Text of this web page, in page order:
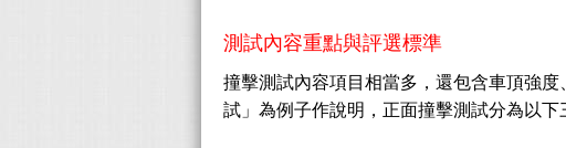
測試內容重點與評選標準
撞擊測試內容項目相當多，還包含車頂強
試」為例子作說明，正面撞擊測試分為以下